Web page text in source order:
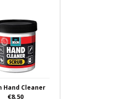
Hand Cleaner
€8,50